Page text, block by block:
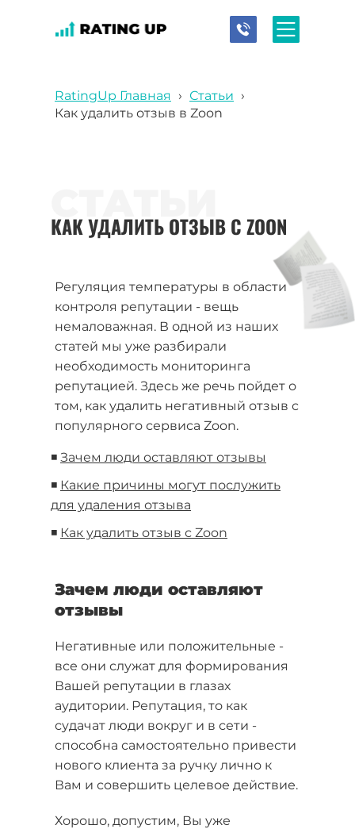
КАК УДАЛИТЬ ОТЗЫВ С ZOON
RatingUp Главная › Статьи ›
Как удалить отзыв в Zoon
Зачем люди оставляют
отзывы
Негативные или положительные -
все они служат для формирования
Вашей репутации в глазах
аудитории. Репутация, то как
судачат люди вокруг и в сети -
способна самостоятельно привести
нового клиента за ручку лично к
Вам и совершить целевое действие.
Хорошо, допустим, Вы уже
Регуляция температуры в области
контроля репутации - вещь
немаловажная. В одной из наших
статей мы уже разбирали
необходимость мониторинга
репутацией. Здесь же речь пойдет о
том, как удалить негативный отзыв с
популярного сервиса Zoon.
◾ Зачем люди оставляют отзывы
◾ Какие причины могут послужить
для удаления отзыва
◾ Как удалить отзыв с Zoon